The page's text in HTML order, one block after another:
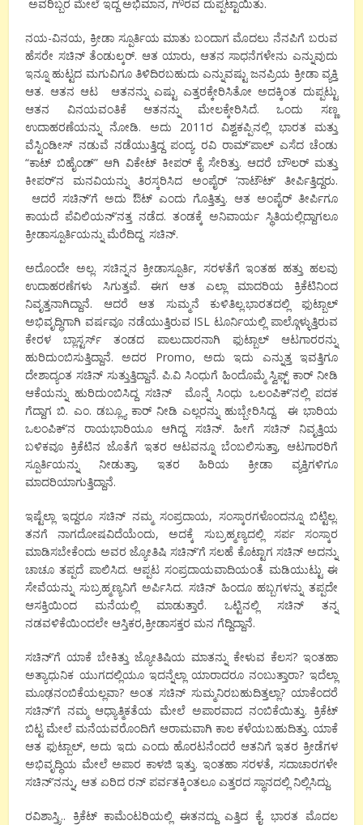
ಅವರಿಬ್ಬರ ಮೇಲೆ ಇದ್ದ ಅಭಿಮಾನ, ಗೌರವ ದುಪ್ಪಟ್ಟಾಯಿತು.
ನಯ-ವಿನಯ, ಕ್ರೀಡಾ ಸ್ಪೂರ್ತಿಯ ಮಾತು ಬಂದಾಗ ಮೊದಲು ನೆನಪಿಗೆ ಬರುವ
ಹೆಸರೇ ಸಚಿನ್ ತೆಂಡುಲ್ಕರ್. ಆತ ಯಾರು, ಆತನ ಸಾಧನೆಗಳೇನು ಎನ್ನುವುದು
ಇನ್ನೂ ಹುಟ್ಟದ ಮಗುವಿಗೂ ತಿಳಿದಿರಬಹುದು ಎನ್ನುವಷ್ಟು ಜನಪ್ರಿಯ ಕ್ರೀಡಾ ವ್ಯಕ್ತಿ
ಆತ. ಆತನ ಆಟ ಆತನನ್ನು ಎಷ್ಟು ಎತ್ತರಕ್ಕೇರಿಸಿತೋ ಅದಕ್ಕಿಂತ ದುಪ್ಪಟ್ಟು
ಆತನ ವಿನಯವಂತಿಕೆ ಆತನನ್ನು ಮೇಲಕ್ಕೇರಿಸಿದೆ. ಒಂದು ಸಣ್ಣ
ಉದಾಹರಣೆಯನ್ನು ನೋಡಿ. ಅದು 2011ರ ವಿಶ್ವಕಪ್ಪಿನಲ್ಲಿ ಭಾರತ ಮತ್ತು
ವೆಸ್ಟಿಂಡೀಸ್ ನಡುವೆ ನಡೆಯುತ್ತಿದ್ದ ಪಂದ್ಯ. ರವಿ ರಾಮ್’ಪಾಲ್ ಎಸೆದ ಚೆಂಡು
“ಕಾಟ್ ಬಿಹೈಂಡ್” ಆಗಿ ವಿಕೇಟ್ ಕೀಪರ್ ಕೈ ಸೇರಿತ್ತು. ಆದರೆ ಬೌಲರ್ ಮತ್ತು
ಕೀಪರ್’ನ ಮನವಿಯನ್ನು ತಿರಸ್ಕರಿಸಿದ ಅಂಪೈರ್ ‘ನಾಟೌಟ್’ ತೀರ್ಪಿತ್ತಿದ್ದರು.
ಆದರೆ ಸಚಿನ್’ಗೆ ಅದು ಔಟ್ ಎಂದು ಗೊತ್ತಿತ್ತು. ಆತ ಅಂಪೈರ್ ತೀರ್ಪಿಗೂ
ಕಾಯದೆ ಪೆವಿಲಿಯನ್’ನತ್ತ ನಡೆದ. ತಂಡಕ್ಕೆ ಅನಿವಾರ್ಯ ಸ್ಥಿತಿಯಲ್ಲಿದ್ದಾಗಲೂ
ಕ್ರೀಡಾಸ್ಪೂರ್ತಿಯನ್ನು ಮೆರೆದಿದ್ದ ಸಚಿನ್.
ಅದೊಂದೇ ಅಲ್ಲ. ಸಚಿನ್ನನ ಕ್ರೀಡಾಸ್ಪೂರ್ತಿ, ಸರಳತೆಗೆ ಇಂತಹ ಹತ್ತು ಹಲವು
ಉದಾಹರಣೆಗಳು ಸಿಗುತ್ತವೆ. ಈಗ ಆತ ಎಲ್ಲಾ ಮಾದರಿಯ ಕ್ರಿಕೆಟಿನಿಂದ
ನಿವೃತ್ತನಾಗಿದ್ದಾನೆ. ಆದರೆ ಆತ ಸುಮ್ಮನೆ ಕುಳಿತಿಲ್ಲ.ಭಾರತದಲ್ಲಿ ಫುಟ್ಬಾಲ್
ಅಭಿವೃದ್ಧಿಗಾಗಿ ವರ್ಷವೂ ನಡೆಯುತ್ತಿರುವ ISL ಟೂರ್ನಿಯಲ್ಲಿ ಪಾಲ್ಗೊಳ್ಳುತ್ತಿರುವ
ಕೇರಳ ಬ್ಲಾಸ್ಟರ್ಸ್ ತಂಡದ ಪಾಲುದಾರನಾಗಿ ಫುಟ್ಬಾಲ್ ಆಟಗಾರರನ್ನು
ಹುರಿದುಂಬಿಸುತ್ತಿದ್ದಾನೆ. ಅದರ Promo, ಅದು ಇದು ಎನ್ನುತ್ತ ಇವತ್ತಿಗೂ
ದೇಶಾದ್ಯಂತ ಸಚಿನ್ ಸುತ್ತುತ್ತಿದ್ದಾನೆ. ಪಿ.ವಿ ಸಿಂಧುಗೆ ಹಿಂದೊಮ್ಮೆ ಸ್ವಿಫ್ಟ್ ಕಾರ್ ನೀಡಿ
ಆಕೆಯನ್ನು ಹುರಿದುಂಬಿಸಿದ್ದ ಸಚಿನ್ ಮೊನ್ನೆ ಸಿಂಧು ಒಲಂಪಿಕ್’ನಲ್ಲಿ ಪದಕ
ಗೆದ್ದಾಗ ಬಿ. ಎಂ. ಡಬ್ಲ್ಯೂ ಕಾರ್ ನೀಡಿ ಎಲ್ಲರನ್ನು ಹುಬ್ಬೇರಿಸಿದ್ದ. ಈ ಭಾರಿಯ
ಒಲಂಪಿಕ್’ನ ರಾಯಭಾರಿಯೂ ಆಗಿದ್ದ ಸಚಿನ್. ಹೀಗೆ ಸಚಿನ್ ನಿವೃತ್ತಿಯ
ಬಳಿಕವೂ ಕ್ರಿಕೆಟಿನ ಜೊತೆಗೆ ಇತರ ಆಟವನ್ನೂ ಬೆಂಬಲಿಸುತ್ತಾ, ಆಟಗಾರರಿಗೆ
ಸ್ಪೂರ್ತಿಯನ್ನು ನೀಡುತ್ತಾ, ಇತರ ಹಿರಿಯ ಕ್ರೀಡಾ ವ್ಯಕ್ತಿಗಳಿಗೂ
ಮಾದರಿಯಾಗುತ್ತಿದ್ದಾನೆ.
ಇಷ್ಟೆಲ್ಲಾ ಇದ್ದರೂ ಸಚಿನ್ ನಮ್ಮ ಸಂಪ್ರದಾಯ, ಸಂಸ್ಕಾರಗಳೊಂದನ್ನೂ ಬಿಟ್ಟಿಲ್ಲ.
ತನಗೆ ನಾಗದೋಷವಿದೆಯೆಂದು, ಅದಕ್ಕೆ ಸುಬ್ರಹ್ಮಣ್ಯದಲ್ಲಿ ಸರ್ಪ ಸಂಸ್ಕಾರ
ಮಾಡಿಸಬೇಕೆಂದು ಅವರ ಜ್ಯೋತಿಷಿ ಸಚಿನ್’ಗೆ ಸಲಹೆ ಕೊಟ್ಟಾಗ ಸಚಿನ್ ಅದನ್ನು
ಚಾಚೂ ತಪ್ಪದೆ ಪಾಲಿಸಿದ. ಆಪ್ಪಟ ಸಂಪ್ರದಾಯವಾದಿಯಂತೆ ಮಡಿಯುಟ್ಟು ಈ
ಸೇವೆಯನ್ನು ಸುಬ್ರಹ್ಮಣ್ಯನಿಗೆ ಅರ್ಪಿಸಿದ. ಸಚಿನ್ ಹಿಂದೂ ಹಬ್ಬಗಳನ್ನು ತಪ್ಪದೇ
ಆಸಕ್ತಿಯಿಂದ ಮನೆಯಲ್ಲಿ ಮಾಡುತ್ತಾರೆ. ಒಟ್ಟಿನಲ್ಲಿ ಸಚಿನ್ ತನ್ನ
ನಡವಳಿಕೆಯಿಂದಲೇ ಆಸ್ತಿಕರ,ಕ್ರೀಡಾಸಕ್ತರ ಮನ ಗೆದ್ದಿದ್ದಾನೆ.
ಸಚಿನ್’ಗೆ ಯಾಕೆ ಬೇಕಿತ್ತು ಜ್ಯೋತಿಷಿಯ ಮಾತನ್ನು ಕೇಳುವ ಕೆಲಸ? ಇಂತಹಾ
ಅತ್ಯಾಧುನಿಕ ಯುಗದಲ್ಲಿಯೂ ಇದನ್ನೆಲ್ಲಾ ಯಾರಾದರೂ ನಂಬುತ್ತಾರಾ? ಇದೆಲ್ಲಾ
ಮೂಢನಂಬಿಕೆಯಲ್ಲವಾ? ಅಂತ ಸಚಿನ್ ಸುಮ್ಮನಿರಬಹುದಿತ್ತಲ್ಲಾ? ಯಾಕೆಂದರೆ
ಸಚಿನ್’ಗೆ ನಮ್ಮ ಆಧ್ಯಾತ್ಮಿಕತೆಯ ಮೇಲೆ ಅಪಾರವಾದ ನಂಬಿಕೆಯಿತ್ತು. ಕ್ರಿಕೆಟ್
ಬಿಟ್ಟ ಮೇಲೆ ಮನೆಯವರೊಂದಿಗೆ ಆರಾಮವಾಗಿ ಕಾಲ ಕಳೆಯಬಹುದಿತ್ತು. ಯಾಕೆ
ಆತ ಫುಟ್ಬಾಲ್, ಅದು ಇದು ಎಂದು ಹೊರಟನೆಂದರೆ ಆತನಿಗೆ ಇತರ ಕ್ರೀಡೆಗಳ
ಅಭಿವೃದ್ಧಿಯ ಮೇಲೆ ಅಪಾರ ಕಾಳಜಿ ಇತ್ತು. ಇಂತಹಾ ಸರಳತೆ, ಸದಾಚಾರಗಳೇ
ಸಚಿನ್’ನನ್ನು, ಆತ ಏರಿದ ರನ್ ಪರ್ವತಕ್ಕಿಂತಲೂ ಎತ್ತರದ ಸ್ಥಾನದಲ್ಲಿ ನಿಲ್ಲಿಸಿದ್ದು.
ರವಿಶಾಸ್ತ್ರಿ.. ಕ್ರಿಕೆಟ್ ಕಾಮೆಂಟರಿಯಲ್ಲಿ ಈತನದ್ದು ಎತ್ತಿದ ಕೈ. ಭಾರತ ಮೊದಲ